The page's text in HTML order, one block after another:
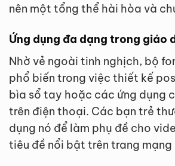
nên một tổng thể hài hòa và
Ứng dụng đa dạng trong giáo
Nhờ vẻ ngoài tinh nghịch, bộ
phổ biến trong việc thiết kế
bìa sổ tay hoặc các ứng dụng
trên điện thoại. Các bạn trẻ
dụng nó để làm phụ đề cho
tiêu đề nổi bật trên trang mạng